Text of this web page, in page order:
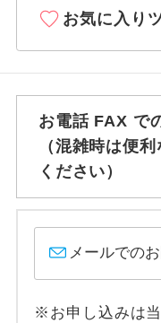
お気に入り
お電話 FAX で
（混雑時は便
ください）
メールでの
※お申し込みは